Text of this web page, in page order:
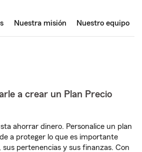
Nuestra misión Nuestro equipo
a crear un Plan Precio
ahorrar dinero. Personalice un plan
a proteger lo que es importante
pertenencias y sus finanzas. Con